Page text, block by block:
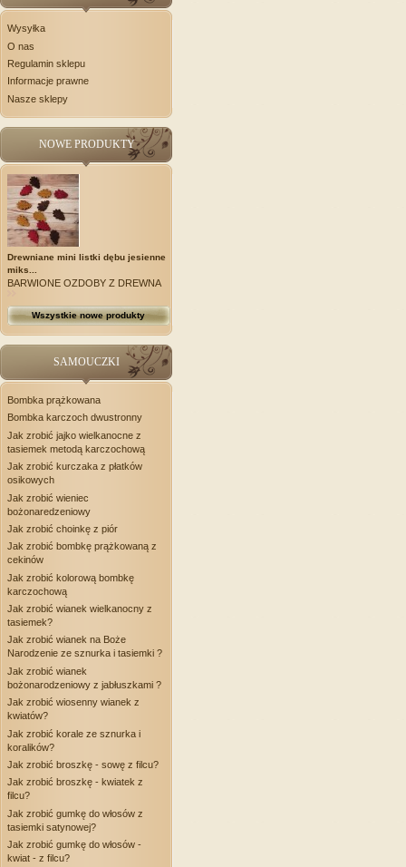
Wysyłka
O nas
Regulamin sklepu
Informacje prawne
Nasze sklepy
NOWE PRODUKTY
Drewniane mini listki dębu jesienne
miks...
BARWIONE OZDOBY Z DREWNA
Wszystkie nowe produkty
SAMOUCZKI
Bombka prążkowana
Bombka karczoch dwustronny
Jak zrobić jajko wielkanocne z
tasiemek metodą karczochową
Jak zrobić kurczaka z płatków
osikowych
Jak zrobić wieniec
bożonaredzeniowy
Jak zrobić choinkę z piór
Jak zrobić bombkę prążkowaną z
cekinów
Jak zrobić kolorową bombkę
karczochową
Jak zrobić wianek wielkanocny z
tasiemek?
Jak zrobić wianek na Boże
Narodzenie ze sznurka i tasiemki ?
Jak zrobić wianek
bożonarodzeniowy z jabłuszkami ?
Jak zrobić wiosenny wianek z
kwiatów?
Jak zrobić korale ze sznurka i
koralików?
Jak zrobić broszkę - sowę z filcu?
Jak zrobić broszkę - kwiatek z
filcu?
Jak zrobić gumkę do włosów z
tasiemki satynowej?
Jak zrobić gumkę do włosów -
kwiat - z filcu?